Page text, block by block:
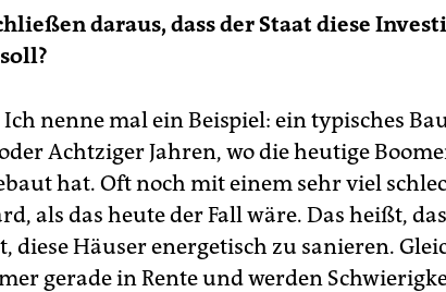
daraus, dass der Staat diese
Ich nenne mal ein Beispiel: ein typisches
Achtziger Jahren, wo die heutige
hat. Oft noch mit einem sehr viel
als das heute der Fall wäre. Das heißt,
diese Häuser energetisch zu sanieren.
gerade in Rente und werden